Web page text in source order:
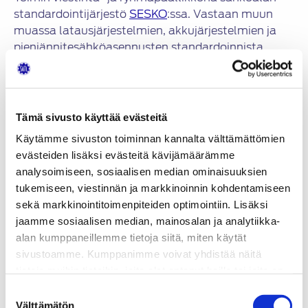
Tämä sivusto käyttää evästeitä
Käytämme sivuston toiminnan kannalta välttämättömien
evästeiden lisäksi evästeitä kävijämäärämme
analysoimiseen, sosiaalisen median ominaisuuksien
tukemiseen, viestinnän ja markkinoinnin kohdentamiseen
sekä markkinointitoimenpiteiden optimointiin. Lisäksi
jaamme sosiaalisen median, mainosalan ja analytiikka-
alan kumppaneillemme tietoja siitä, miten käytät
sivustoamme. Kumppanimme voivat yhdistää näitä
Välttämätön
standardointijärjestöSESKO:ssa. Vastaan muun
muassa latausjärjestelmien, akkujärjestelmien ja
pienjännitesähköasennusten standardoinnista.
Pohjakoulutukseltani olen sähkötekniikan ja
elektroniikan diplomi-insinööri. Taskusta löytyy
aineenopettajan pätevyys sekä taloushallinnon
Olet energinen ja ehtiväinen ihminen. Mitä
kaikkea teet tällä hetkellä ja minkälaisilla
prioriteeteilla?
Aloitin viime syyskuussa työt sähköalan
standardoinnin parissa. Ala eurooppalaisine ja
tällä hetkellä päätyöhöni. Teen työn ohessa